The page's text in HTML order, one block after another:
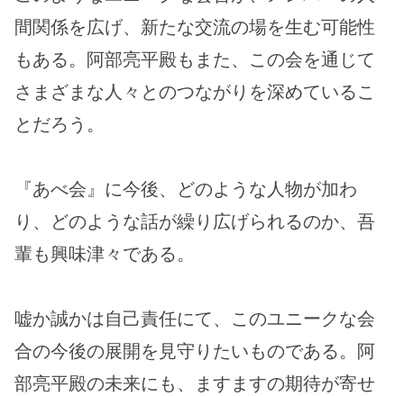
間関係を広げ、新たな交流の場を生む可能性
もある。阿部亮平殿もまた、この会を通じて
さまざまな人々とのつながりを深めているこ
とだろう。
『あべ会』に今後、どのような人物が加わ
り、どのような話が繰り広げられるのか、吾
輩も興味津々である。
嘘か誠かは自己責任にて、このユニークな会
合の今後の展開を見守りたいものである。阿
部亮平殿の未来にも、ますますの期待が寄せ